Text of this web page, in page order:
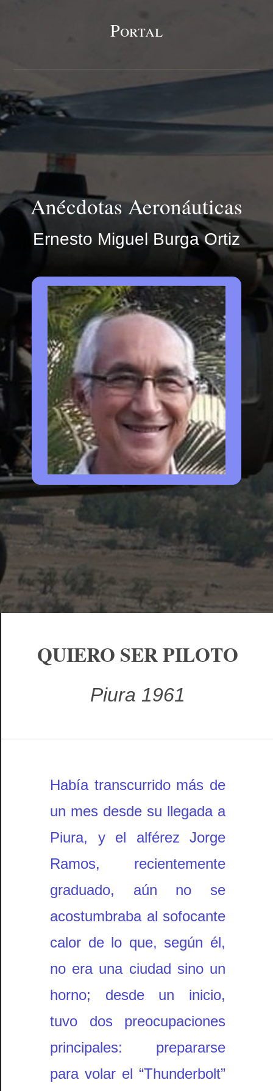
Portal
Anécdotas Aeronáuticas
Ernesto Miguel Burga Ortiz
QUIERO SER PILOTO
Piura 1961
Había transcurrido más de
un mes desde su llegada a
Piura, y el alférez Jorge
Ramos, recientemente
graduado, aún no se
acostumbraba al sofocante
calor de lo que, según él,
no era una ciudad sino un
horno; desde un inicio,
tuvo dos preocupaciones
principales: prepararse
para volar el “Thunderbolt”